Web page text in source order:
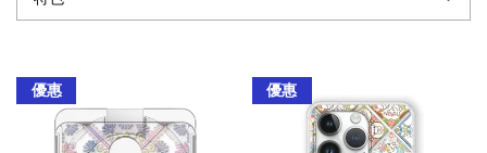
優惠 優惠